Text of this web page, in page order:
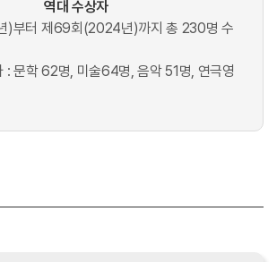
역대 수상자
)부터 제69회(2024년)까지 총 230명 수
: 문학 62명, 미술64명, 음악 51명, 연극영